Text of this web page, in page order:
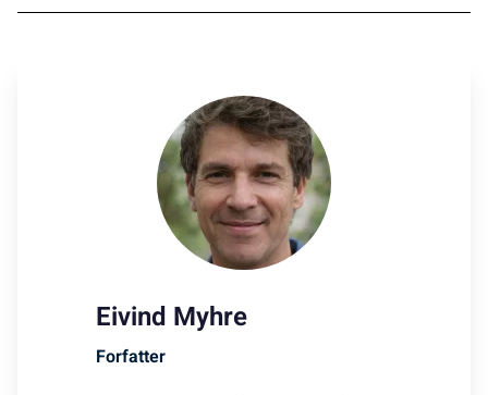
Eivind Myhre
Forfatter